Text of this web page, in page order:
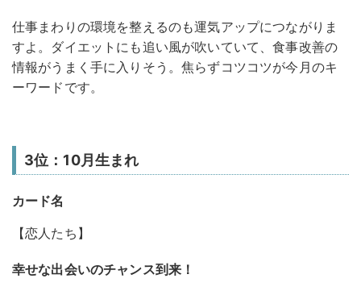
仕事まわりの環境を整えるのも運気アップにつながりま
すよ。ダイエットにも追い風が吹いていて、食事改善の
情報がうまく手に入りそう。焦らずコツコツが今月のキ
ーワードです。
3位：10月生まれ
カード名
【恋人たち】
幸せな出会いのチャンス到来！